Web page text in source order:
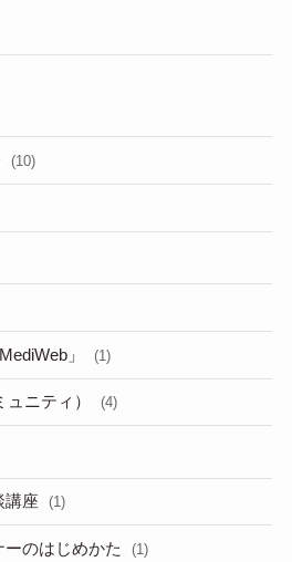
(10)
」 (1)
ュニティ） (4)
講座 (1)
ーのはじめかた (1)